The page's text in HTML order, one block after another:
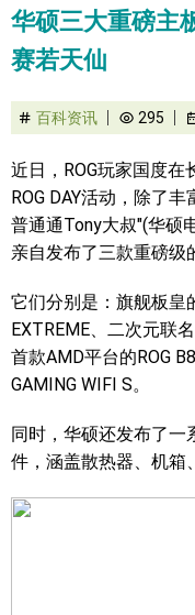
华硕三大重磅主
赛若天仙
百科资讯 295
近日，ROG玩家国度
ROG DAY活动，除了
普通通Tony大叔"(华硕
亲自发布了三款重磅级
它们分别是：旗舰板皇
EXTREME、二次元联
首款AMD平台的ROG
GAMING WIFI S。
同时，华硕还发布了一
件，涵盖散热器、机箱